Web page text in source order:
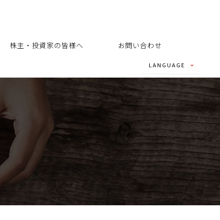
LANGUAGE
- JAPANESE
- CHINESE
株主・投資家の皆様へ お問い合わせ